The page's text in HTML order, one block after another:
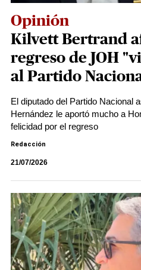
Opinión
Kilvett Bertrand
regreso de JOH
al Partido
El diputado del Partido Nacional
Hernández le aportó mucho a
felicidad por el regreso
Redacción
21/07/2026